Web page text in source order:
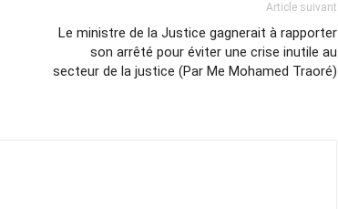
Article suivant
Le ministre de la Justice gagnerait à rapporter
son arrêté pour éviter une crise inutile au
secteur de la justice (Par Me Mohamed Traoré)